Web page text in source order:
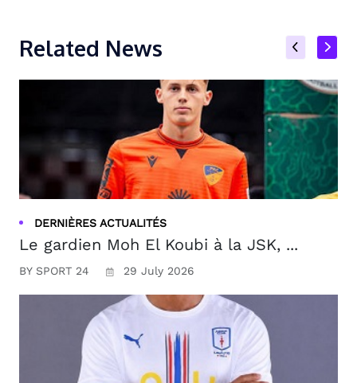
Related News
DERNIÈRES ACTUALITÉS
Le gardien Moh El Koubi à la JSK, ...
BY SPORT 24 29 July 2026